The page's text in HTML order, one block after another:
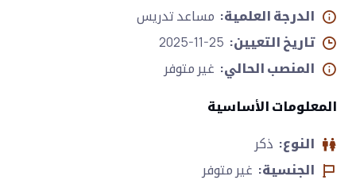
الدرجة العلمية: مساعد تدريس
تاريخ التعيين:
المنصب الحالي: غير متوفر
المعلومات الأساسية
النوع: ذكر
الجنسية: غير متوفر